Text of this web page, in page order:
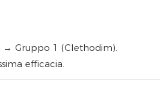
Gruppo 1 (Clethodim).
efficacia.